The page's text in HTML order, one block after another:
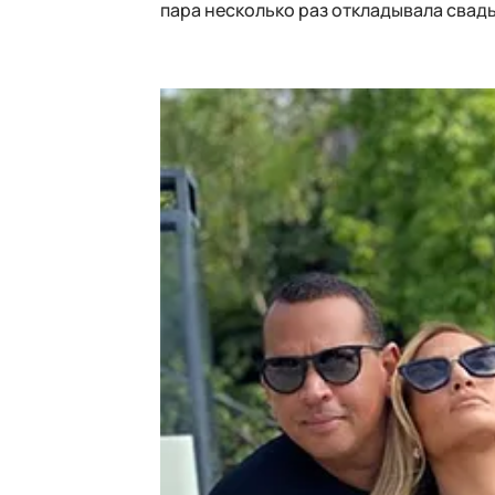
пара несколько раз откладывала